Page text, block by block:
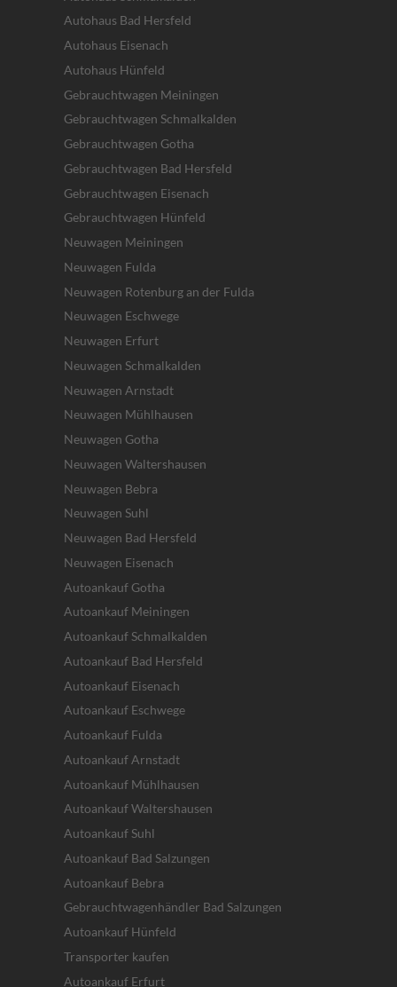
Autohaus Bad Hersfeld
Autohaus Eisenach
Autohaus Hünfeld
Gebrauchtwagen Meiningen
Gebrauchtwagen Schmalkalden
Gebrauchtwagen Gotha
Gebrauchtwagen Bad Hersfeld
Gebrauchtwagen Eisenach
Gebrauchtwagen Hünfeld
Neuwagen Meiningen
Neuwagen Fulda
Neuwagen Rotenburg an der Fulda
Neuwagen Eschwege
Neuwagen Erfurt
Neuwagen Schmalkalden
Neuwagen Arnstadt
Neuwagen Mühlhausen
Neuwagen Gotha
Neuwagen Waltershausen
Neuwagen Bebra
Neuwagen Suhl
Neuwagen Bad Hersfeld
Neuwagen Eisenach
Autoankauf Gotha
Autoankauf Meiningen
Autoankauf Schmalkalden
Autoankauf Bad Hersfeld
Autoankauf Eisenach
Autoankauf Eschwege
Autoankauf Fulda
Autoankauf Arnstadt
Autoankauf Mühlhausen
Autoankauf Waltershausen
Autoankauf Suhl
Autoankauf Bad Salzungen
Autoankauf Bebra
Gebrauchtwagenhändler Bad Salzungen
Autoankauf Hünfeld
Transporter kaufen
Autoankauf Erfurt